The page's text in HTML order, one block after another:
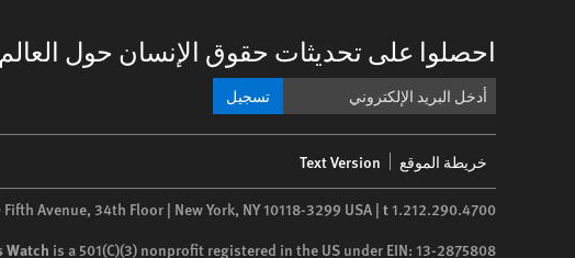
احصلوا على تحديثات حقوق الإنسان حول العالم
تسجيل
menu
خريطة الموقع Text Version
Fifth Avenue, 34th Floor | New York, NY10118-3299 USA | t1.212.290.4700
Watch is a 501(C)(3) nonprofit registered in the US under EIN: 13-2875808